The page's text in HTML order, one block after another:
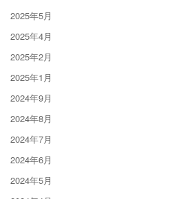
2025年5月
2025年4月
2025年2月
2025年1月
2024年9月
2024年8月
2024年7月
2024年6月
2024年5月